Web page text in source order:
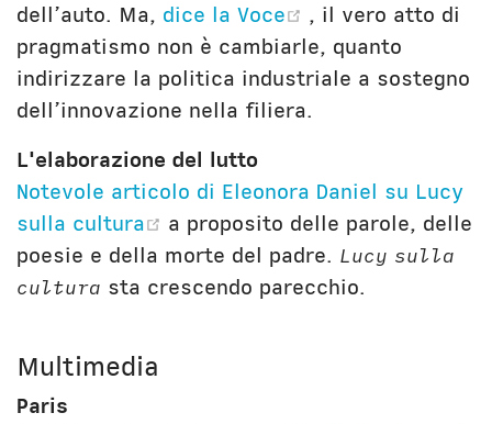
dell’auto. Ma, dice la Voce (opens new
, il vero atto di
pragmatismo non è cambiarle, quanto
indirizzare la politica industriale a sostegno
dell’innovazione nella filiera.
L'elaborazione del lutto
Notevole articolo di Eleonora Daniel su Lucy
sulla cultura
(opens new window)
a proposito delle parole, delle
poesie e della morte del padre. Lucy sulla
cultura sta crescendo parecchio.
Multimedia
Paris